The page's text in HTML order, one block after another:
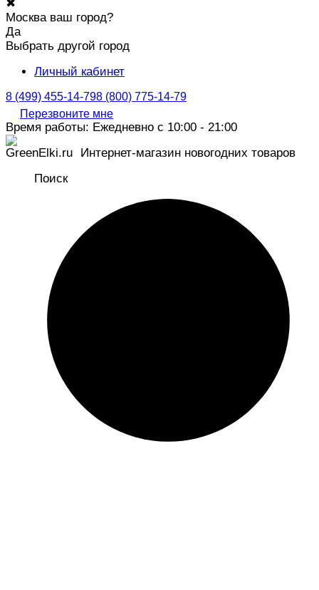
✖
Москва ваш город?
Да
Выбрать другой город
Личный кабинет
8 (499) 455-14-798 (800) 775-14-79
Перезвоните мне
Время работы: Ежедневно с 10:00 - 21:00
Интернет-магазин новогодних товаров
Поиск